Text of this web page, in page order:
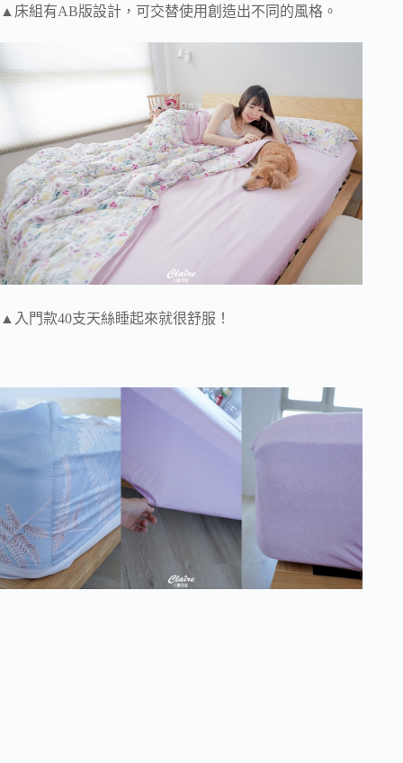
▲床組有AB版設計，可交替使用創造出不同的風格。
▲入門款40支天絲睡起來就很舒服！